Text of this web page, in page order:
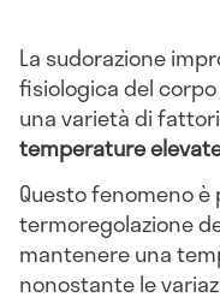
La sudorazione
fisiologica del
una varietà di
temperature
Questo fenomeno
termoregolazione
mantenere una
nonostante le